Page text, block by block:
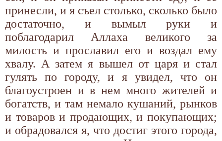
принесли, и я съел столько, сколько было
достаточно, и вымыл руки и
поблагодарил Аллаха великого за
милость и прославил его и воздал ему
хвалу. А затем я вышел от царя и стал
гулять по городу, и я увидел, что он
благоустроен и в нем много жителей и
богатств, и там немало кушаний, рынков
и товаров и продающих, и покупающих;
и обрадовался я, что достиг этого города,